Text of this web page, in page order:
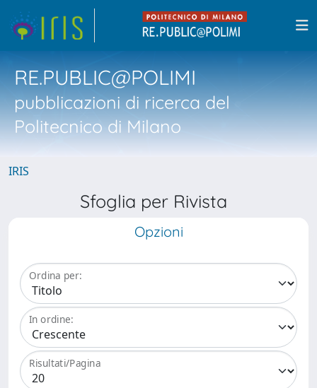
RE.PUBLIC@POLIMI
pubblicazioni di ricerca del
Politecnico di Milano
IRIS
Sfoglia per Rivista
Opzioni
Ordina per:
In ordine:
Risultati/Pagina